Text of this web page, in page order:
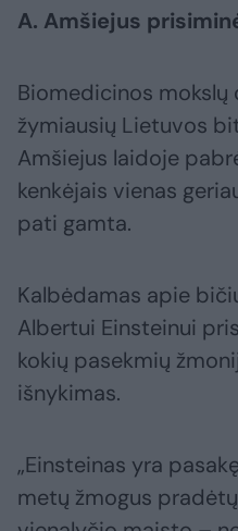
A. Amšiejus
Biomedicinos mokslų
žymiausių Lietuvos
Amšiejus laidoje
kenkėjais vienas
pati gamta.
Kalbėdamas apie
Albertui Einsteinui
kokių pasekmių
išnykimas.
„Einsteinas yra
metų žmogus